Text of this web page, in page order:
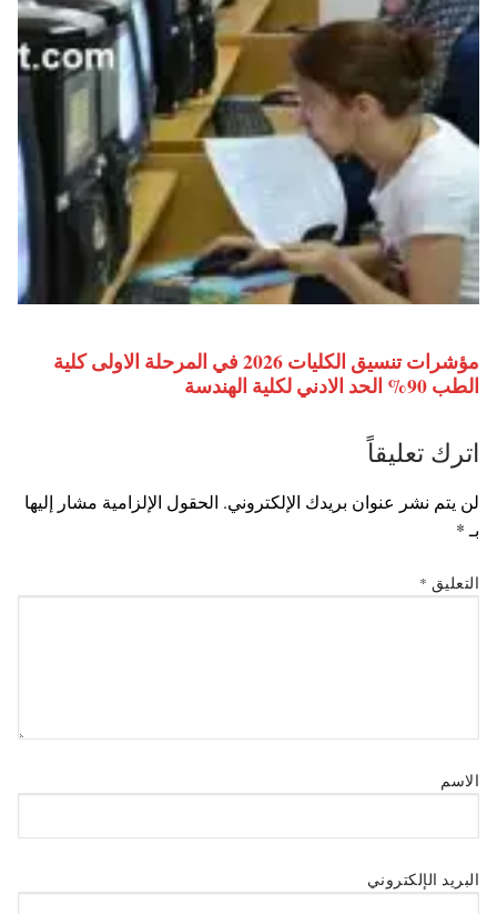
مؤشرات تنسيق الكليات 2026 في المرحلة الاولى كلية
الطب 90% الحد الادني لكلية الهندسة
اترك تعليقاً
لن يتم نشر عنوان بريدك الإلكتروني. الحقول الإلزامية مشار إليها
بـ *
التعليق *
الاسم
البريد الإلكتروني